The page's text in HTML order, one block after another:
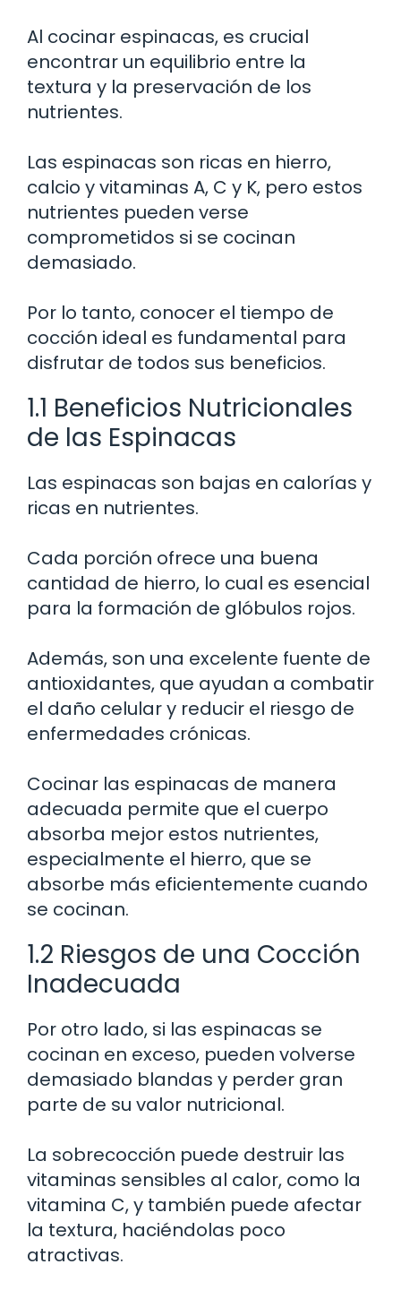
Al cocinar espinacas, es crucial
encontrar un equilibrio entre la
textura y la preservación de los
nutrientes.
Las espinacas son ricas en hierro,
calcio y vitaminas A, C y K, pero estos
nutrientes pueden verse
comprometidos si se cocinan
demasiado.
Por lo tanto, conocer el tiempo de
cocción ideal es fundamental para
disfrutar de todos sus beneficios.
1.1 Beneficios Nutricionales
de las Espinacas
Las espinacas son bajas en calorías y
ricas en nutrientes.
Cada porción ofrece una buena
cantidad de hierro, lo cual es esencial
para la formación de glóbulos rojos.
Además, son una excelente fuente de
antioxidantes, que ayudan a combatir
el daño celular y reducir el riesgo de
enfermedades crónicas.
Cocinar las espinacas de manera
adecuada permite que el cuerpo
absorba mejor estos nutrientes,
especialmente el hierro, que se
absorbe más eficientemente cuando
se cocinan.
1.2 Riesgos de una Cocción
Inadecuada
Por otro lado, si las espinacas se
cocinan en exceso, pueden volverse
demasiado blandas y perder gran
parte de su valor nutricional.
La sobrecocción puede destruir las
vitaminas sensibles al calor, como la
vitamina C, y también puede afectar
la textura, haciéndolas poco
atractivas.